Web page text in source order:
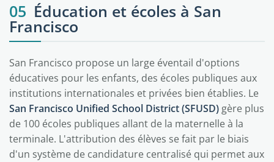
05 Éducation et écoles à San
Francisco
San Francisco propose un large éventail d'options
éducatives pour les enfants, des écoles publiques aux
institutions internationales et privées bien établies. Le
San Francisco Unified School District (SFUSD) gère plus
de 100 écoles publiques allant de la maternelle à la
terminale. L'attribution des élèves se fait par le biais
d'un système de candidature centralisé qui permet aux